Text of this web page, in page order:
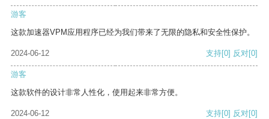
游客
这款加速器VPM应用程序已经为我们带来了无限的隐私和安全性保护。
2024-06-12 支持[0] 反对[0]
游客
这款软件的设计非常人性化，使用起来非常方便。
2024-06-12 支持[0] 反对[0]